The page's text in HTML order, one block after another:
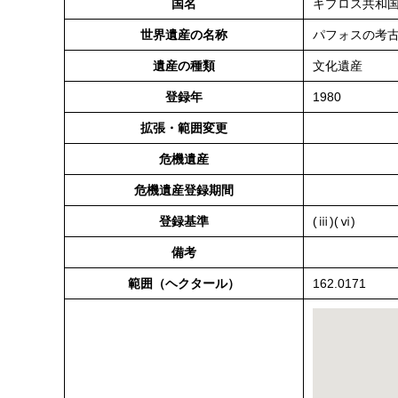
国名 キプロス共和国
世界遺産の名称 パフォスの考
遺産の種類 文化遺産
登録年 1980
拡張・範囲変更
危機遺産
危機遺産登録期間
登録基準 (ⅲ)(ⅵ)
備考
範囲（ヘクタール） 162.0171